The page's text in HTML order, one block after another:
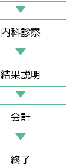
内科診察
結果説明
会計
終了